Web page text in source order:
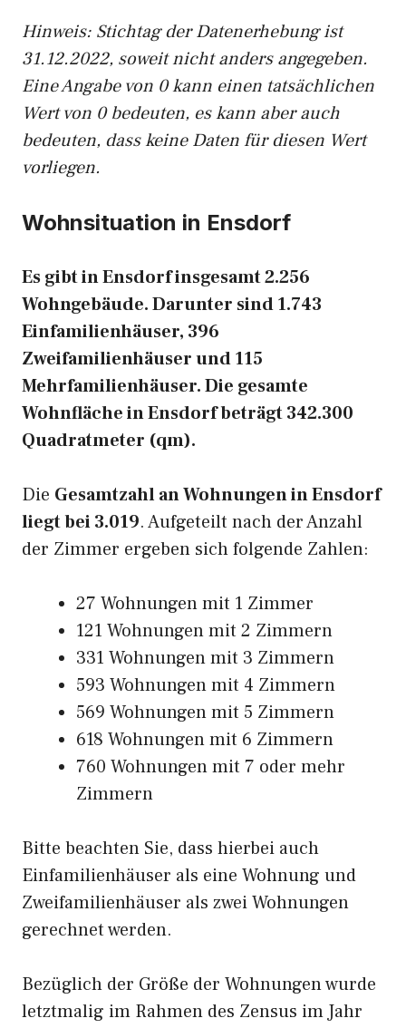
Hinweis: Stichtag der Datenerhebung ist
31.12.2022, soweit nicht anders angegeben.
Eine Angabe von 0 kann einen tatsächlichen
Wert von 0 bedeuten, es kann aber auch
bedeuten, dass keine Daten für diesen Wert
vorliegen.
Wohnsituation in Ensdorf
Es gibt in Ensdorf insgesamt 2.256
Wohngebäude. Darunter sind 1.743
Einfamilienhäuser, 396
Zweifamilienhäuser und 115
Mehrfamilienhäuser. Die gesamte
Wohnfläche in Ensdorf beträgt 342.300
Quadratmeter (qm).
Die Gesamtzahl an Wohnungen in Ensdorf
liegt bei 3.019. Aufgeteilt nach der Anzahl
der Zimmer ergeben sich folgende Zahlen:
27 Wohnungen mit 1 Zimmer
121 Wohnungen mit 2 Zimmern
331 Wohnungen mit 3 Zimmern
593 Wohnungen mit 4 Zimmern
569 Wohnungen mit 5 Zimmern
618 Wohnungen mit 6 Zimmern
760 Wohnungen mit 7 oder mehr
Zimmern
Bitte beachten Sie, dass hierbei auch
Einfamilienhäuser als eine Wohnung und
Zweifamilienhäuser als zwei Wohnungen
gerechnet werden.
Bezüglich der Größe der Wohnungen wurde
letztmalig im Rahmen des Zensus im Jahr